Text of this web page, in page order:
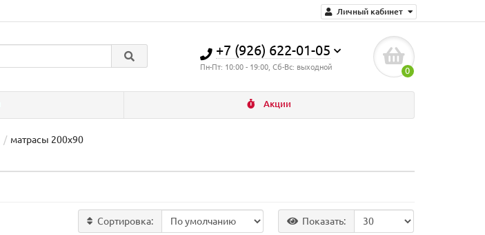
Личный кабинет
+7 (926) 622-01-05
Пн-Пт: 10:00 - 19:00, Сб-Вс: выходной 0
Акции
матрасы 200x90
Сортировка: Показать: